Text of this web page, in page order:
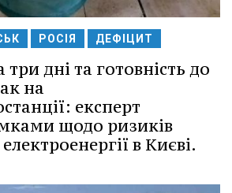
РОСІЯ ДЕФІЦИТ
дні та готовність до
на
експерт
щодо ризиків
в Києві.